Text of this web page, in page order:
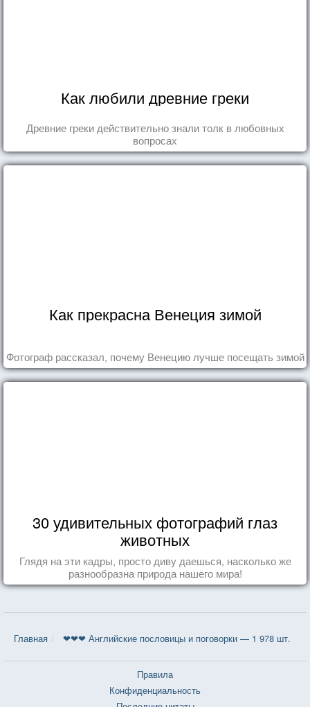
Как любили древние греки
Древние греки действительно знали толк в любовных
вопросах
Как прекрасна Венеция зимой
Фотограф рассказал, почему Венецию лучше посещать зимой
30 удивительных фотографий глаз
животных
Глядя на эти кадры, просто диву даешься, насколько же
разнообразна природа нашего мира!
Главная ❤❤❤ Английские пословицы и поговорки — 1 978 шт.
Правила
Конфиденциальность